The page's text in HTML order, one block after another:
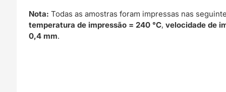
Nota: Todas as amostras foram impressas nas
temperatura de impressão = 240 °C,velocidade de
0,4 mm.